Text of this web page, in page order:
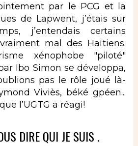
par le PCG et la
de Lapwent, j’étais sur
j’entendais certains
mal des Haïtiens.
xénophobe "piloté"
Ibo Simon se développa,
pas le rôle joué là-
Viviès, béké gpéen...
l’UGTG a réagi!
DIRE QUI JE SUIS .